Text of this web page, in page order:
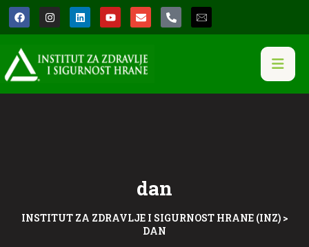
dan
INSTITUT ZA ZDRAVLJE I SIGURNOST HRANE (INZ)>
DAN